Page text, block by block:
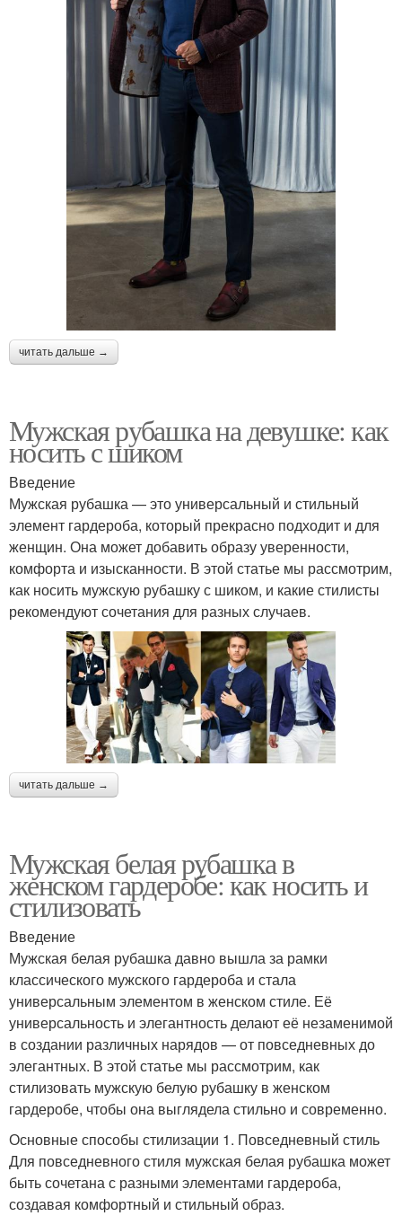
читать дальше →
Мужская рубашка на девушке: как
носить с шиком
Введение
Мужская рубашка — это универсальный и стильный
элемент гардероба, который прекрасно подходит и для
женщин. Она может добавить образу уверенности,
комфорта и изысканности. В этой статье мы рассмотрим,
как носить мужскую рубашку с шиком, и какие стилисты
рекомендуют сочетания для разных случаев.
читать дальше →
Мужская белая рубашка в
женском гардеробе: как носить и
стилизовать
Введение
Мужская белая рубашка давно вышла за рамки
классического мужского гардероба и стала
универсальным элементом в женском стиле. Её
универсальность и элегантность делают её незаменимой
в создании различных нарядов — от повседневных до
элегантных. В этой статье мы рассмотрим, как
стилизовать мужскую белую рубашку в женском
гардеробе, чтобы она выглядела стильно и современно.
Основные способы стилизации 1. Повседневный стиль
Для повседневного стиля мужская белая рубашка может
быть сочетана с разными элементами гардероба,
создавая комфортный и стильный образ.